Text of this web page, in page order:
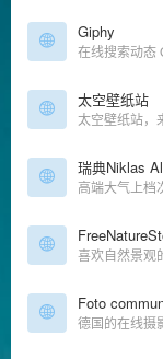
Giphy
在线搜索动态
太空壁纸站
瑞典Niklas
高端大气上档
喜欢自然景观
Foto
德国的在线摄